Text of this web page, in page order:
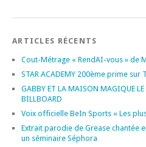
ARTICLES RÉCENTS
Cout-Métrage « RendAI-vous » de
STAR ACADEMY 200ème prime sur
GABBY ET LA MAISON MAGIQUE
BILLBOARD
Voix officielle BeIn Sports « Les
Extrait parodie de Grease chantée
un séminaire Séphora